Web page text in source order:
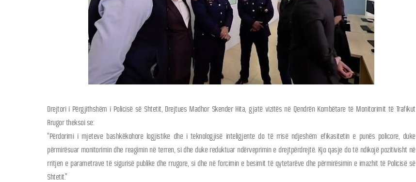
Drejtori i Përgjithshëm i Policisë së Shtetit, Drejtues Madhor Skender Hita, gjatë vizitës në Qendrën Kombëtare të Monitorimit të Trafikut
Rrugor theksoi se:
“Përdorimi i mjeteve bashkëkohore logjistike dhe i teknologjisë inteligjente do të rrisë ndjeshëm efikasitetin e punës policore, duke
përmirësuar monitorimin dhe reagimin në terren, si dhe duke reduktuar ndërveprimin e drejtpërdrejtë. Kjo qasje do të ndikojë pozitivisht në
rritjen e parametrave të sigurisë publike dhe rrugore, si dhe në forcimin e besimit të qytetarëve dhe përmirësimin e imazhit të Policisë së
Shtetit.”